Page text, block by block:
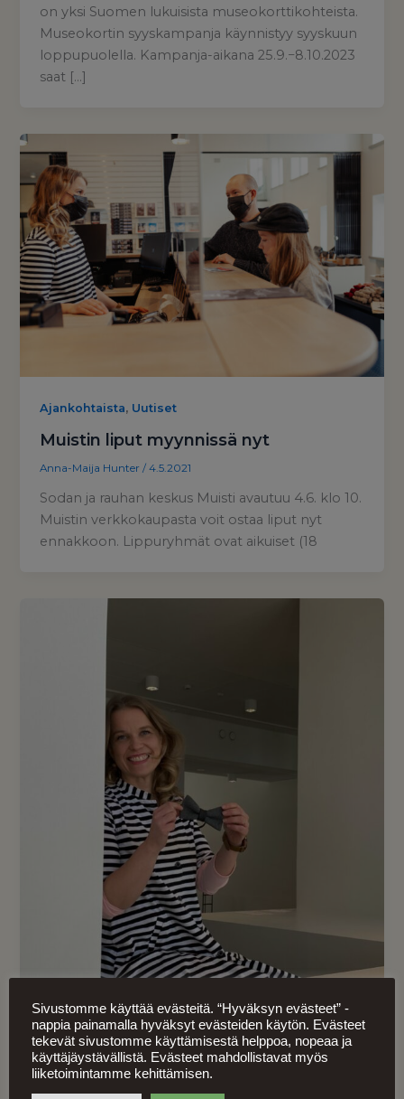
on yksi Suomen lukuisista museokorttikohteista.
Museokortin syyskampanja käynnistyy syyskuun
loppupuolella. Kampanja-aikana 25.9.−8.10.2023
saat […]
Ajankohtaista, Uutiset
Muistin liput myynnissä nyt
Anna-Maija Hunter/4.5.2021
Sodan ja rauhan keskus Muisti avautuu 4.6. klo 10.
Muistin verkkokaupasta voit ostaa liput nyt
ennakkoon. Lippuryhmät ovat aikuiset (18
Sivustomme käyttää evästeitä. “Hyväksyn evästeet” -
nappia painamalla hyväksyt evästeiden käytön. Evästeet
tekevät sivustomme käyttämisestä helppoa, nopeaa ja
käyttäjäystävällistä. Evästeet mahdollistavat myös
liiketoimintamme kehittämisen.